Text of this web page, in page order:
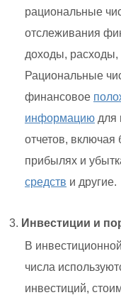
рациональные
отслеживания
доходы, расходы,
Рациональные
финансовое
информацию для
отчетов, включая
прибылях и
средств и другие.
Инвестиции и
В
числа
инвестиций,